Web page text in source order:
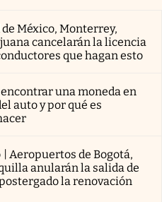
México, Monterrey,
cancelarán la licencia
que hagan esto
una moneda en
auto y por qué es
Aeropuertos de Bogotá,
anularán la salida de
la renovación